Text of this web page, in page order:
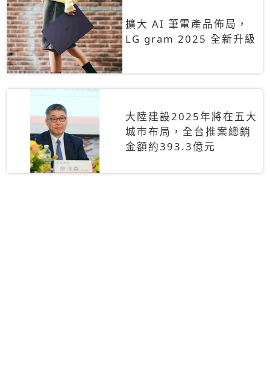
擴大 AI 筆電產品佈局，
LG gram 2025 全新升級
大陸建設2025年將在五大
城市布局，全台推案總銷
金額約393.3億元